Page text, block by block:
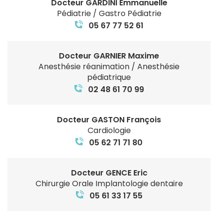
Docteur GARDINI Emmanuelle
Pédiatrie / Gastro Pédiatrie
05 67 77 52 61
Docteur GARNIER Maxime
Anesthésie réanimation / Anesthésie
pédiatrique
02 48 61 70 99
Docteur GASTON François
Cardiologie
05 62 71 71 80
Docteur GENCE Eric
Chirurgie Orale Implantologie dentaire
05 61 33 17 55